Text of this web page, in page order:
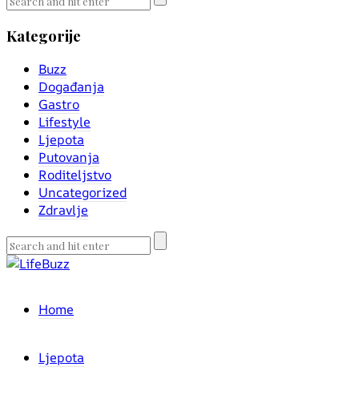
Kategorije
Buzz
Događanja
Gastro
Lifestyle
Ljepota
Putovanja
Roditeljstvo
Uncategorized
Zdravlje
Home
Ljepota